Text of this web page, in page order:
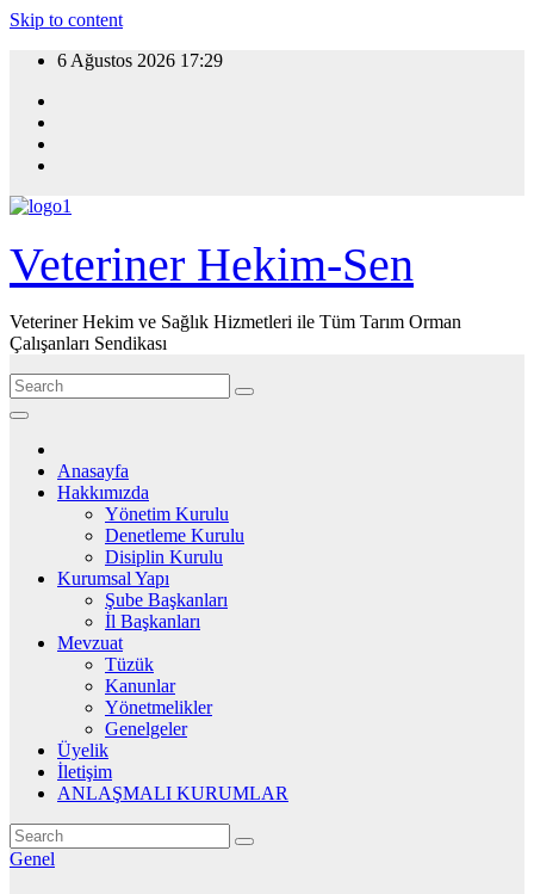
Skip to content
6 Ağustos 2026 17:29
Veteriner Hekim-Sen
Veteriner Hekim ve Sağlık Hizmetleri ile Tüm Tarım Orman
Çalışanları Sendikası
Anasayfa
Hakkımızda
Yönetim Kurulu
Denetleme Kurulu
Disiplin Kurulu
Kurumsal Yapı
Şube Başkanları
İl Başkanları
Mevzuat
Tüzük
Kanunlar
Yönetmelikler
Genelgeler
Üyelik
İletişim
ANLAŞMALI KURUMLAR
Genel